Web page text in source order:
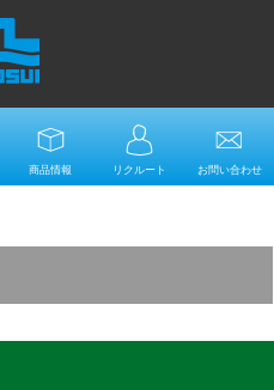
商品情報 リクルート お問い合わせ